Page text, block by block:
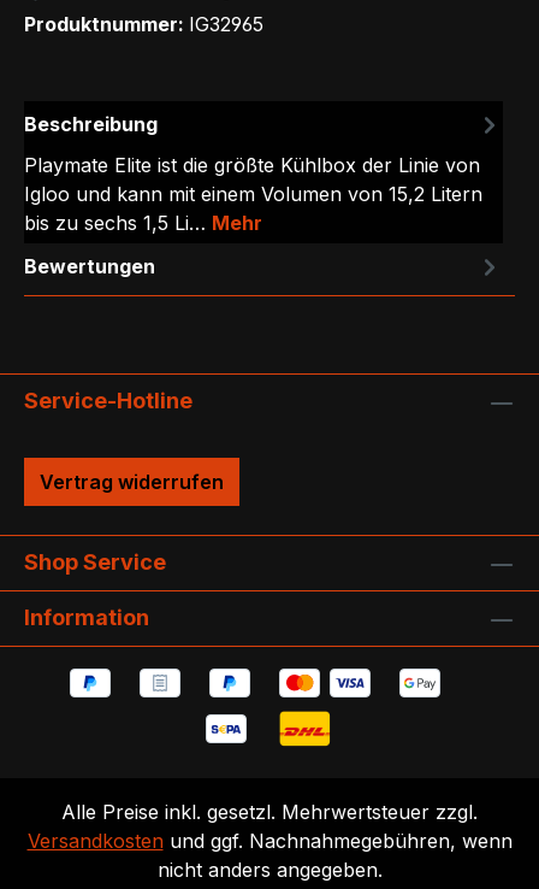
Produktnummer: IG32965
Beschreibung
Playmate Elite ist die größte Kühlbox der Linie von
Igloo und kann mit einem Volumen von 15,2 Litern
bis zu sechs 1,5 Li… Mehr
Bewertungen
Service-Hotline
Vertrag widerrufen
Shop Service
Information
Alle Preise inkl. gesetzl. Mehrwertsteuer zzgl.
Versandkosten und ggf. Nachnahmegebühren, wenn
nicht anders angegeben.